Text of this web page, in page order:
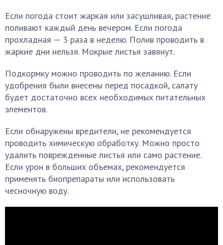
Если погода стоит жаркая или засушливая, растение
поливают каждый день вечером. Если погода
прохладная — 3 раза в неделю. Полив проводить в
жаркие дни нельзя. Мокрые листья завянут.
Подкормку можно проводить по желанию. Если
удобрения были внесены перед посадкой, салату
будет достаточно всех необходимых питательных
элементов.
Если обнаружены вредители, не рекомендуется
проводить химическую обработку. Можно просто
удалить поврежденные листья или само растение.
Если урон в больших объемах, рекомендуется
применять биопрепараты или использовать
чесночную воду.